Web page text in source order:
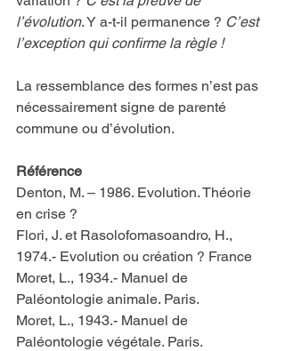
l’évolution. Y a-t-il permanence ? C’est
l’exception qui confirme la règle !
La ressemblance des formes n’est pas
nécessairement signe de parenté
commune ou d’évolution.
Référence
Denton, M. – 1986. Evolution. Théorie
en crise ?
Flori, J. et Rasolofomasoandro, H.,
1974.- Evolution ou création ? France
Moret, L., 1934.- Manuel de
Paléontologie animale. Paris.
Moret, L., 1943.- Manuel de
Paléontologie végétale. Paris.